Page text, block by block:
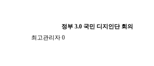
정부 3.0 국민 디지인단 회의
최고관리자 0